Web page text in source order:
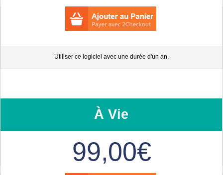
Utiliser ce logiciel avec une durée d'un an.
À Vie
99,00€